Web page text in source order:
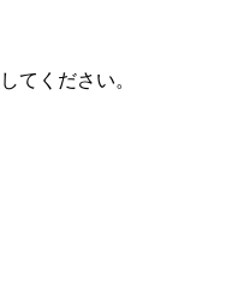
してください。